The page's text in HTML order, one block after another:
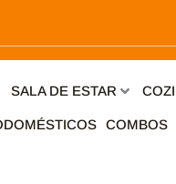
SALA DE ESTAR
COMBOS